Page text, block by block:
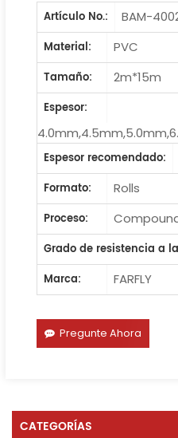
Artículo No.:
BAM-
Material:
PVC
Tamaño:
2m*15m
Espesor:
Espesor recomendado:
Formato:
Rolls
Proceso:
Grado de resistencia a
Marca:
FARFLY
Pregunte Ahora
CATEGORÍAS